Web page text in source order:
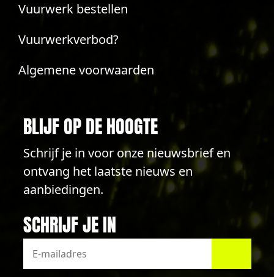
Vuurwerk bestellen
Vuurwerkverbod?
Algemene voorwaarden
BLIJF OP DE HOOGTE
Schrijf je in voor onze nieuwsbrief en
ontvang het laatste nieuws en
aanbiedingen.
SCHRIJF JE IN